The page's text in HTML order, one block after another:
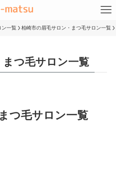
ン一覧 柏崎市の眉毛サロン・まつ毛サロン一覧
つ毛サロン一覧
つ毛サロン一覧